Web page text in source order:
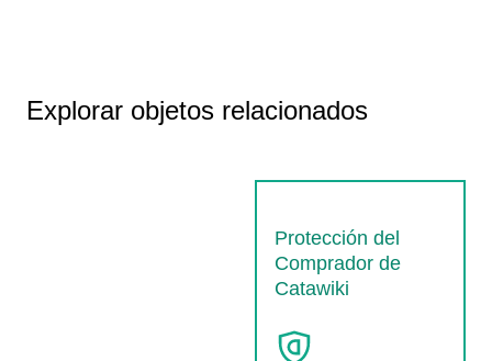
Explorar objetos relacionados
Protección del
Comprador de
Catawiki